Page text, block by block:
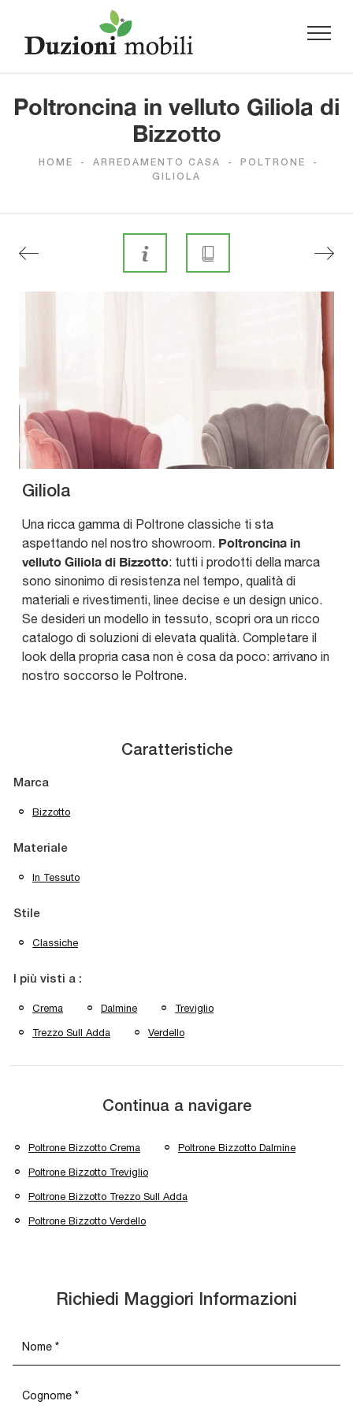
Poltroncina in velluto Giliola di
Bizzotto
HOME - ARREDAMENTO CASA - POLTRONE
-
GILIOLA
Giliola
Una ricca gamma di Poltrone classiche ti sta
aspettando nel nostro showroom. Poltroncina in
velluto Giliola di Bizzotto: tutti i prodotti della marca
sono sinonimo di resistenza nel tempo, qualità di
materiali e rivestimenti, linee decise e un design unico.
Se desideri un modello in tessuto, scopri ora un ricco
catalogo di soluzioni di elevata qualità. Completare il
look della propria casa non è cosa da poco: arrivano in
nostro soccorso le Poltrone.
Caratteristiche
Marca
Bizzotto
Materiale
In Tessuto
Stile
Classiche
I più visti a :
Crema Dalmine Treviglio
Trezzo Sull Adda Verdello
Continua a navigare
Poltrone Bizzotto Crema Poltrone Bizzotto Dalmine
Poltrone Bizzotto Treviglio
Poltrone Bizzotto Trezzo Sull Adda
Poltrone Bizzotto Verdello
Richiedi Maggiori Informazioni